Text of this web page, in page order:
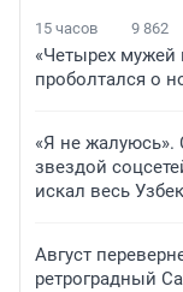
15 часов 9 862
«Четырех мужей
проболтался о
«Я не жалуюсь».
звездой
искал весь
Август
ретроградный